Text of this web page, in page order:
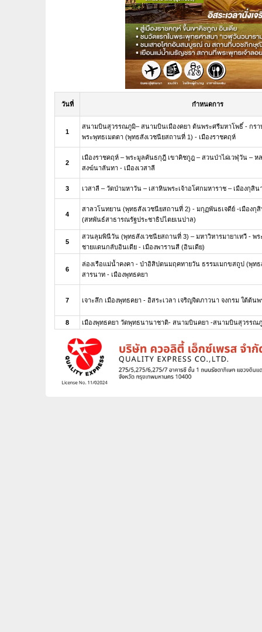
วันที่ กำหนดการ
1
สนามบินสุวรรณภูมิ– สนามบินเมืองคยา ต้นพระศรีมหาโพธิ์ - กรา
พระพุทธเมตตา (พุทธสังเวชนียสถานที่ 1) - เมืองราชคฤห์
2
เมืองราชคฤห์ – พระมูลคันธกุฎี เขาคิชกูฎ – สวนป่าไผ่เวฬุวัน – ห
สงฆ์นาลันทา - เมืองเวสาลี
3 เวสาลี – วัดป่ามหาวัน – เสาหินพระเจ้าอโศกมหาราช – เมืองกุสิน
4
สาลวโนทยาน (พุทธสังเวชนียสถานที่ 2) - มกุฏพันธเจดีย์ -เมืองกุ
(สหพันธ์สาธารณรัฐประชาธิปไตยเนปาล)
5
สวนลุมพินีวัน (พุทธสังเวชนียสถานที่ 3) – มหาวิหารมายาเทวี - พ
ชายแดนกลับอินเดีย - เมืองพารานสี (อินเดีย)
6
ล่องเรือแม่น้ำคงคา - ป่าอิสิปตนมฤคทายวัน ธรรมเมกขสถูป (พุทธ
สารนาท - เมืองพุทธคยา
7 เจาะลึก เมืองพุทธคยา - อิสระเวลา เจริญจิตภาวนา จงกรม ใต้ต้น
8 เมืองพุทธคยา วัดพุทธนานาชาติ- สนามบินคยา -สนามบินสุวรรณ